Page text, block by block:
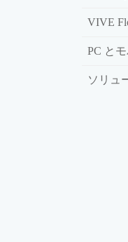
VIVE
PC と
ソリュ